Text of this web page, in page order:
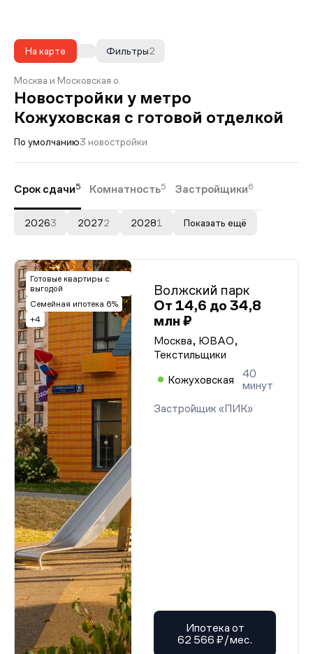
На карте 2
Фильтры
Москва и Московская о.
Новостройки у метро
Кожуховская с готовой отделкой
По умолчанию3 новостройки
Срок сдачи5 Комнатность5 Застройщики6
20263 20272 20281 Показать ещё
Готовые квартиры с
выгодой
Семейная ипотека 6%
+4
Волжский парк
От 14,6 до 34,8
млн ₽
Москва, ЮВАО,
Текстильщики
Кожуховская
40
минут
Застройщик «ПИК»
Ипотека от
62 566 ₽/мес.